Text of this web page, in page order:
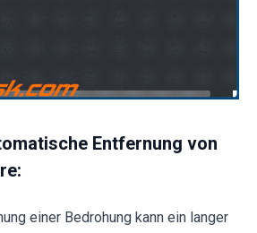
Entfernung von
einer Bedrohung kann ein langer